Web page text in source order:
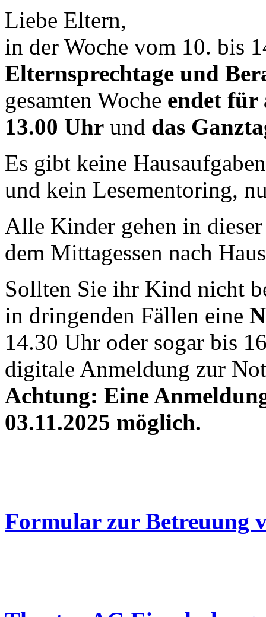
Liebe Eltern,
in der Woche vom 10. bis
Elternsprechtage und
gesamten Woche endet
13.00 Uhr und das
Es gibt keine
und kein Lesementoring,
Alle Kinder gehen in
dem Mittagessen nach
Sollten Sie ihr Kind nicht
in dringenden Fällen eine
14.30 Uhr oder sogar bis
digitale Anmeldung zur
Achtung: Eine
03.11.2025 möglich.
Formular zur Betreuung